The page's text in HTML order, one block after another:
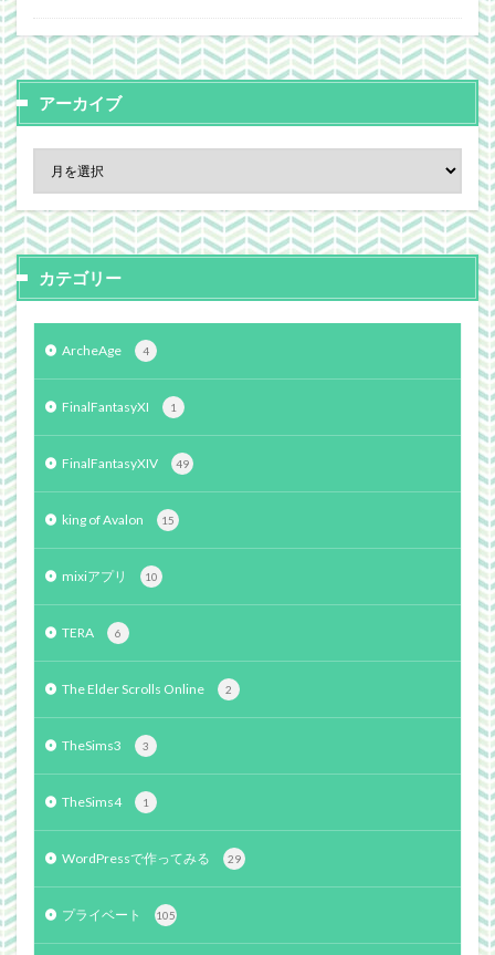
アーカイブ
カテゴリー
ArcheAge 4
FinalFantasyXI 1
FinalFantasyXIV 49
king of Avalon 15
mixiアプリ 10
TERA 6
The Elder Scrolls Online 2
TheSims3 3
TheSims4 1
WordPressで作ってみる 29
プライベート 105